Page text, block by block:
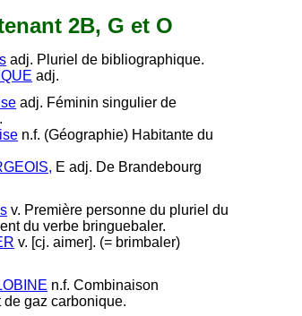
2B, G et O
adj. Pluriel de bibliographique.
adj.
adj. Féminin singulier de
n.f. (Géographie) Habitante du
E adj. De Brandebourg
v. Première personne du pluriel du
du verbe bringuebaler.
v. [cj. aimer]. (= brimbaler)
n.f. Combinaison
de gaz carbonique.